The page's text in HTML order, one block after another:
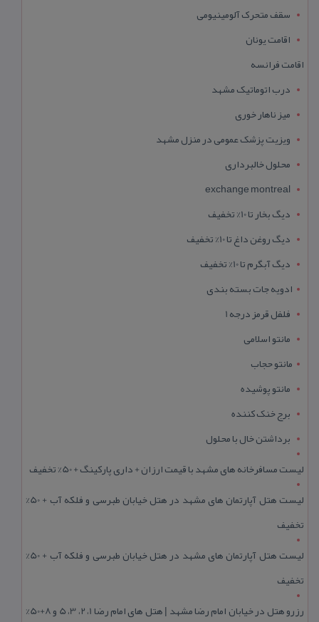
سقف متحرک آلومینیومی
اقامت یونان
اقامت فرانسه
درب اتوماتیک مشهد
میز ناهار خوری
ویزیت پزشک عمومی در منزل مشهد
محلول خالبرداری
exchange montreal
دیگ بخار تا 10% تخفیف
دیگ روغن داغ تا 10% تخفیف
دیگ آبگرم تا 10% تخفیف
ادویه جات بسته بندی
فلفل قرمز درجه 1
مانتو اسلامی
مانتو حجاب
مانتو پوشیده
برج خنک کننده
برداشتن خال با محلول
لیست مسافرخانه های مشهد با قیمت ارزان + داری پارکینگ + 50% تخفیف
لیست هتل آپارتمان های مشهد در هتل خیابان طبرسی و فلکه آب + 50%
تخفیف
لیست هتل آپارتمان های مشهد در هتل خیابان طبرسی و فلکه آب + 50%
تخفیف
رزرو هتل در خیابان امام رضا مشهد | هتل‌ های امام رضا 1، 2، 3، 5 و 8+50%